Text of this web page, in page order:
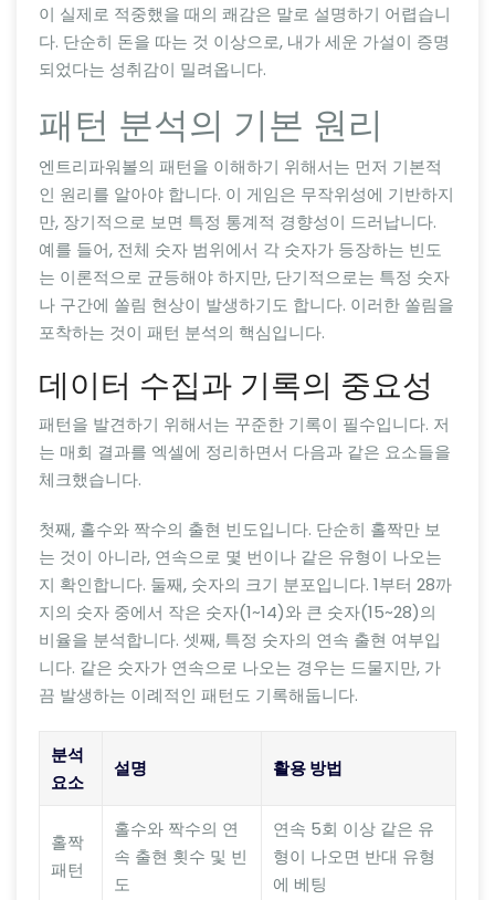
이 실제로 적중했을 때의 쾌감은 말로 설명하기 어렵습니
다. 단순히 돈을 따는 것 이상으로, 내가 세운 가설이 증명
되었다는 성취감이 밀려옵니다.
패턴 분석의 기본 원리
엔트리파워볼의 패턴을 이해하기 위해서는 먼저 기본적
인 원리를 알아야 합니다. 이 게임은 무작위성에 기반하지
만, 장기적으로 보면 특정 통계적 경향성이 드러납니다.
예를 들어, 전체 숫자 범위에서 각 숫자가 등장하는 빈도
는 이론적으로 균등해야 하지만, 단기적으로는 특정 숫자
나 구간에 쏠림 현상이 발생하기도 합니다. 이러한 쏠림을
포착하는 것이 패턴 분석의 핵심입니다.
데이터 수집과 기록의 중요성
패턴을 발견하기 위해서는 꾸준한 기록이 필수입니다. 저
는 매회 결과를 엑셀에 정리하면서 다음과 같은 요소들을
체크했습니다.
첫째, 홀수와 짝수의 출현 빈도입니다. 단순히 홀짝만 보
는 것이 아니라, 연속으로 몇 번이나 같은 유형이 나오는
지 확인합니다. 둘째, 숫자의 크기 분포입니다. 1부터 28까
지의 숫자 중에서 작은 숫자(1~14)와 큰 숫자(15~28)의
비율을 분석합니다. 셋째, 특정 숫자의 연속 출현 여부입
니다. 같은 숫자가 연속으로 나오는 경우는 드물지만, 가
끔 발생하는 이례적인 패턴도 기록해둡니다.
분석
요소
설명 활용 방법
홀짝
패턴
홀수와 짝수의 연
속 출현 횟수 및 빈
도
연속 5회 이상 같은 유
형이 나오면 반대 유형
에 베팅